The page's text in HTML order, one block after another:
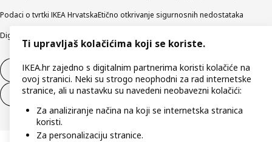
Podaci o tvrtki IKEA HrvatskaEtično otkrivanje sigurnosnih nedostataka
Digitalna pristupačnost
Jednostrani raskid ugovora
Jednostrani raskid ugovora za usluge
Ti upravljaš kolačićima koji se koriste.
IKEA.hr zajedno s digitalnim partnerima koristi kolačiće na
ovoj stranici. Neki su strogo neophodni za rad internetske
stranice, ali u nastavku su navedeni neobavezni kolačići:
Za analiziranje načina na koji se internetska stranica
koristi.
Za personalizaciju stranice.